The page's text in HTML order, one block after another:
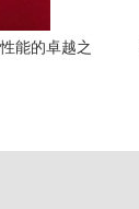
能的卓越之